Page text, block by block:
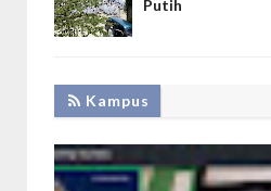
Putih
Kampus